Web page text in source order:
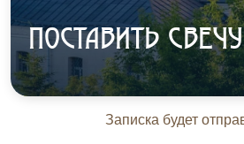
ПОСТАВИТЬ СВЕЧУ